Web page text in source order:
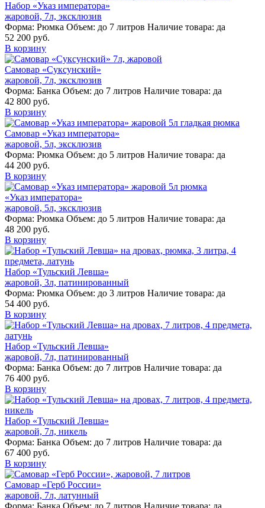
Набор «Указ императора»
жаровой, 7л, эксклюзив
Форма: Рюмка Объем: до 7 литров Наличие товара: да
52 200 руб.
В корзину
Самовар «Суксунский»
жаровой, 7л, эксклюзив
Форма: Банка Объем: до 7 литров Наличие товара: да
42 800 руб.
В корзину
Самовар «Указ императора»
жаровой, 5л, эксклюзив
Форма: Рюмка Объем: до 5 литров Наличие товара: да
44 200 руб.
В корзину
«Указ императора»
жаровой, 5л, эксклюзив
Форма: Рюмка Объем: до 5 литров Наличие товара: да
48 200 руб.
В корзину
Набор «Тульский Левша»
жаровой, 3л, патинированный
Форма: Рюмка Объем: до 3 литров Наличие товара: да
54 400 руб.
В корзину
Набор «Тульский Левша»
жаровой, 7л, патинированный
Форма: Банка Объем: до 7 литров Наличие товара: да
76 400 руб.
В корзину
Набор «Тульский Левша»
жаровой, 7л, никель
Форма: Банка Объем: до 7 литров Наличие товара: да
67 400 руб.
В корзину
Самовар «Герб России»
жаровой, 7л, латунный
Форма: Банка Объем: до 7 литров Наличие товара: да